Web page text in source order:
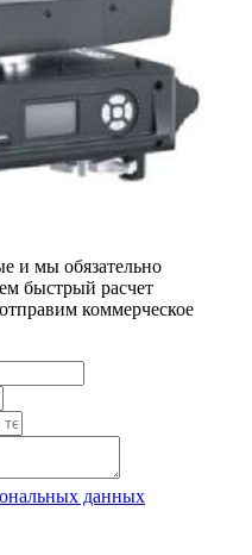
и мы обязательно
быстрый расчет
коммерческое
данных